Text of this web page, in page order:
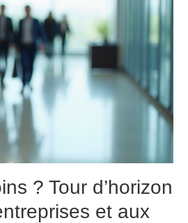
? Tour d’horizon
et aux